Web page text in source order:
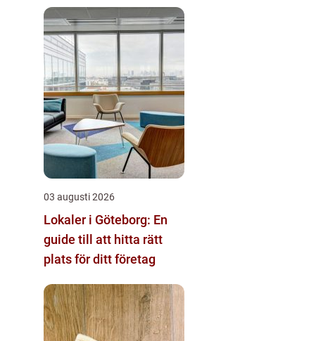
03 augusti 2026
Lokaler i Göteborg: En
guide till att hitta rätt
plats för ditt företag